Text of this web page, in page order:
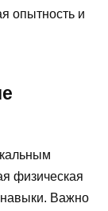
опытность и
физическая
навыки. Важно